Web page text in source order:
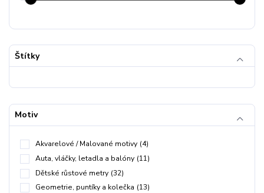
Štítky
Motiv
Akvarelové / Malované motivy (4)
Auta, vláčky, letadla a balóny (11)
Dětské růstové metry (32)
Geometrie, puntíky a kolečka (13)